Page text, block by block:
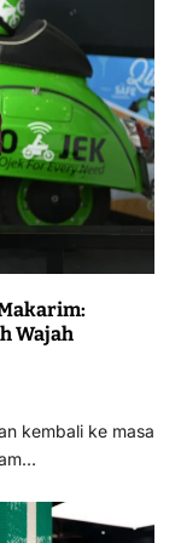
Wajah
kembali ke masa